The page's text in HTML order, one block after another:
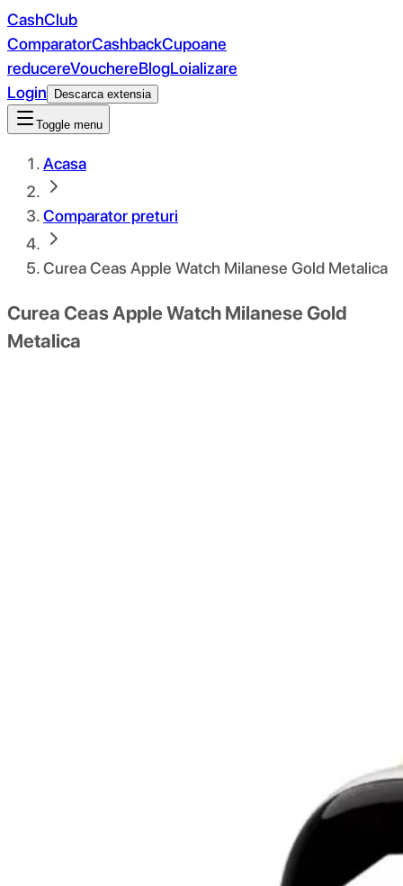
CashClub
ComparatorCashbackCupoane
reducereVouchereBlogLoializare
Login
Descarca extensia
Toggle menu
Acasa
Comparator preturi
Curea Ceas Apple Watch Milanese Gold Metalica
Curea Ceas Apple Watch Milanese Gold
Metalica